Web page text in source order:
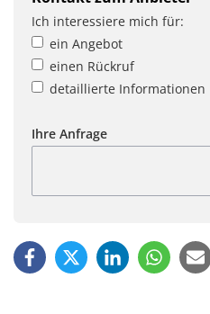
Ich interessiere mich für:
ein Angebot
einen Rückruf
detaillierte Informationen
Ihre Anfrage